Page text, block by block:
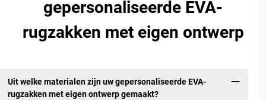
gepersonaliseerde EVA-
rugzakken met eigen ontwerp
Uit welke materialen zijn uw gepersonaliseerde EVA-
rugzakken met eigen ontwerp gemaakt?